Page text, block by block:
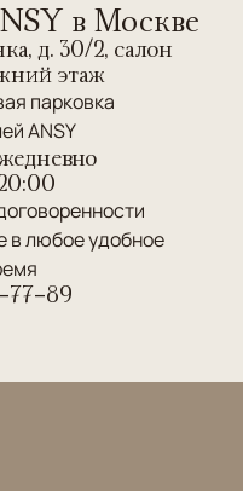
в Москве
д. 30/2, салон
этаж
парковка
ANSY
в любое удобное
77-89